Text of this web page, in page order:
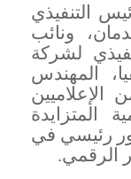
التنفيذي
ونائب
لشركة
المهندس
المتزايدة
رئيسي في
الرقمي.